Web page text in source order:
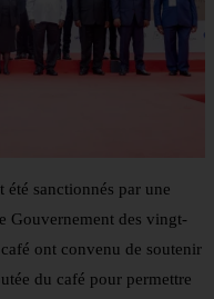
sanctionnés par une
Gouvernement des vingt-
ont convenu de soutenir
du café pour permettre